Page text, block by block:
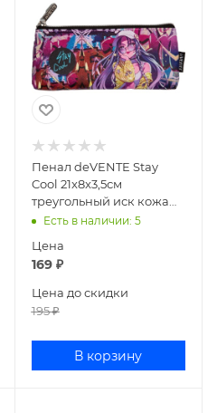
Пенал deVENTE Stay
Cool 21x8x3,5см
треугольный иск кожа
7026444
Есть в наличии: 5
Цена
169₽
Цена до скидки
195₽
В корзину